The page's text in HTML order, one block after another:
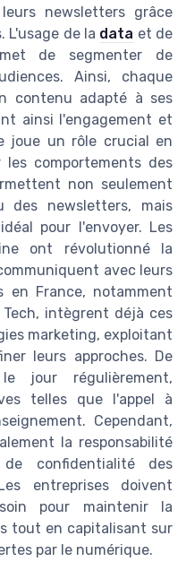
newsletters grâce
L'usage de la data et de
de segmenter de
Ainsi, chaque
contenu adapté à ses
ainsi l'engagement et
joue un rôle crucial en
comportements des
non seulement
des newsletters, mais
pour l'envoyer. Les
ont révolutionné la
avec leurs
en France, notamment
intègrent déjà ces
marketing, exploitant
leurs approches. De
jour régulièrement,
telles que l'appel à
Cependant,
la responsabilité
confidentialité des
entreprises doivent
pour maintenir la
tout en capitalisant sur
par le numérique.